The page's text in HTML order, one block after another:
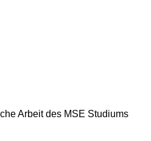
Arbeit des MSE Studiums